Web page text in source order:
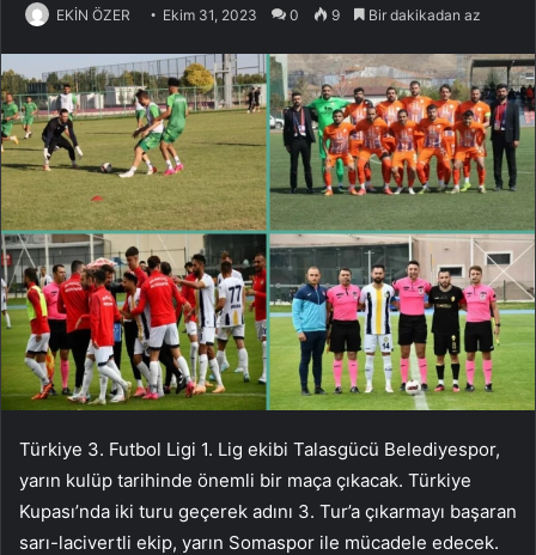
EKİN ÖZER Ekim 31, 2023 0 9 Bir dakikadan az
Türkiye 3. Futbol Ligi 1. Lig ekibi Talasgücü Belediyespor,
yarın kulüp tarihinde önemli bir maça çıkacak. Türkiye
Kupası’nda iki turu geçerek adını 3. Tur’a çıkarmayı başaran
sarı-lacivertli ekip, yarın Somaspor ile mücadele edecek.